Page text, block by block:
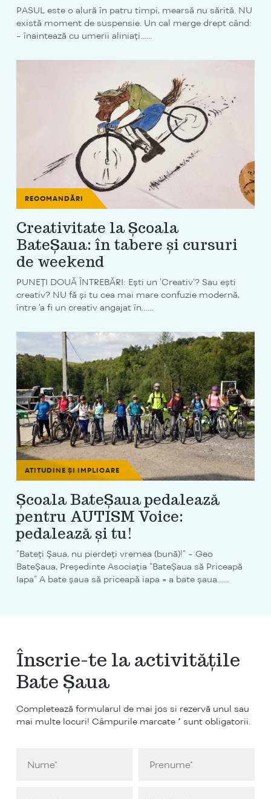
PASUL este o alură în patru timpi, mearsă nu sărită. NU
există moment de suspensie. Un cal merge drept când:
- înaintează cu umerii aliniați…...
RECOMANDĂRI
Creativitate la Școala
BateȘaua: în tabere și cursuri
de weekend
PUNEȚI DOUĂ ÎNTREBĂRI: Ești un 'Creativ'? Sau ești
creativ? NU fă și tu cea mai mare confuzie modernă,
între 'a fi un creativ angajat în…...
ATITUDINE ȘI IMPLICARE
Școala BateȘaua pedalează
pentru AUTISM Voice:
pedalează și tu!
"Bateți Șaua, nu pierdeți vremea (bună)!" - Geo
BateȘaua, Președinte Asociația "BateȘaua să Priceapă
Iapa" A bate şaua să priceapă iapa = a bate şaua…...
Înscrie-te la activitățile
Bate Șaua
Completează formularul de mai jos si rezervă unul sau
mai multe locuri! Câmpurile marcate * sunt obligatorii.